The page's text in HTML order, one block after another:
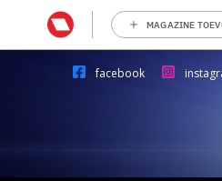
MAGAZINE
facebook